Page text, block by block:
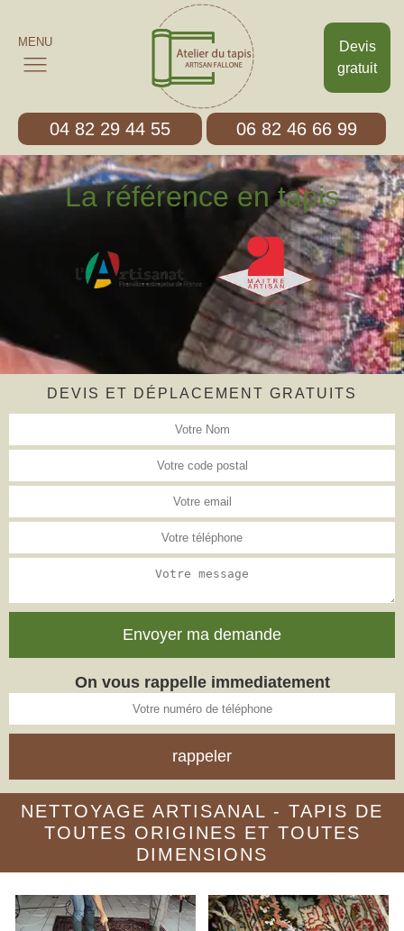
Devis
gratuit
MENU
04 82 29 44 55 06 82 46 66 99
La référence en tapis
DEVIS ET DÉPLACEMENT GRATUITS
On vous rappelle immediatement
NETTOYAGE ARTISANAL - TAPIS DE
TOUTES ORIGINES ET TOUTES
DIMENSIONS